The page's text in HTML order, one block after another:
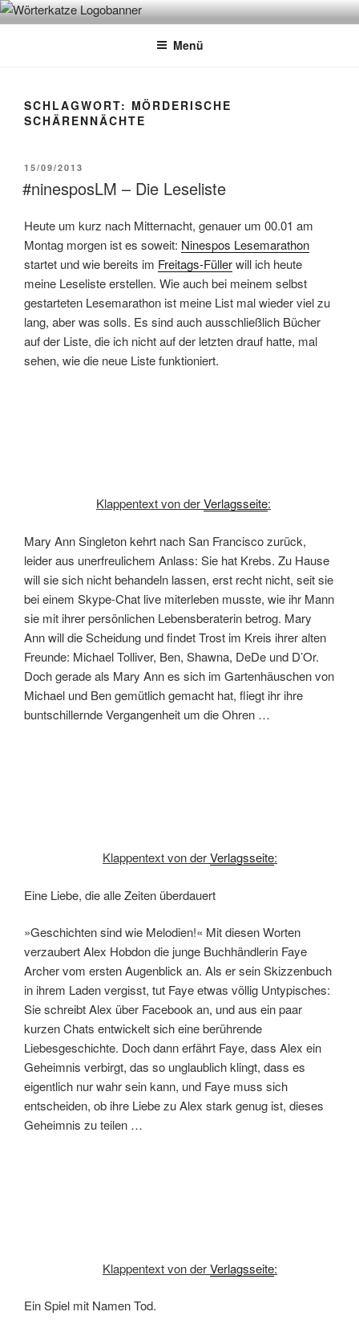
Zum
InhaltWÖRTERKATZE
Von Büchern erzählen
Menü
SCHLAGWORT: MÖRDERISCHE
SCHÄRENNÄCHTE
VERÖFFENTLICHT
AM
15/09/2013
#ninesposLM – Die Leseliste
Heute um kurz nach Mitternacht, genauer um 00.01 am
Montag morgen ist es soweit: Ninespos Lesemarathon
startet und wie bereits im Freitags-Füllerwill ich heute
meine Leseliste erstellen. Wie auch bei meinem selbst
gestarteten Lesemarathon ist meine List mal wieder viel zu
lang, aber was solls. Es sind auch ausschließlich Bücher
auf der Liste, die ich nicht auf der letzten drauf hatte, mal
sehen, wie die neue Liste funktioniert.
Klappentext von derVerlagsseite:
Mary Ann Singleton kehrt nach San Francisco zurück,
leider aus unerfreulichem Anlass: Sie hat Krebs. Zu Hause
will sie sich nicht behandeln lassen, erst recht nicht, seit sie
bei einem Skype-Chat live miterleben musste, wie ihr Mann
sie mit ihrer persönlichen Lebensberaterin betrog. Mary
Ann will die Scheidung und findet Trost im Kreis ihrer alten
Freunde: Michael Tolliver, Ben, Shawna, DeDe und D’Or.
Doch gerade als Mary Ann es sich im Gartenhäuschen von
Michael und Ben gemütlich gemacht hat, fliegt ihr ihre
buntschillernde Vergangenheit um die Ohren …
Klappentext von derVerlagsseite:
Eine Liebe, die alle Zeiten überdauert
»Geschichten sind wie Melodien!« Mit diesen Worten
verzaubert Alex Hobdon die junge Buchhändlerin Faye
Archer vom ersten Augenblick an. Als er sein Skizzenbuch
in ihrem Laden vergisst, tut Faye etwas völlig Untypisches:
Sie schreibt Alex über Facebook an, und aus ein paar
kurzen Chats entwickelt sich eine berührende
Liebesgeschichte. Doch dann erfährt Faye, dass Alex ein
Geheimnis verbirgt, das so unglaublich klingt, dass es
eigentlich nur wahr sein kann, und Faye muss sich
entscheiden, ob ihre Liebe zu Alex stark genug ist, dieses
Geheimnis zu teilen …
Klappentext von derVerlagsseite:
Ein Spiel mit Namen Tod.